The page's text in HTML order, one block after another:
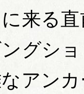
来る
グシ
アン